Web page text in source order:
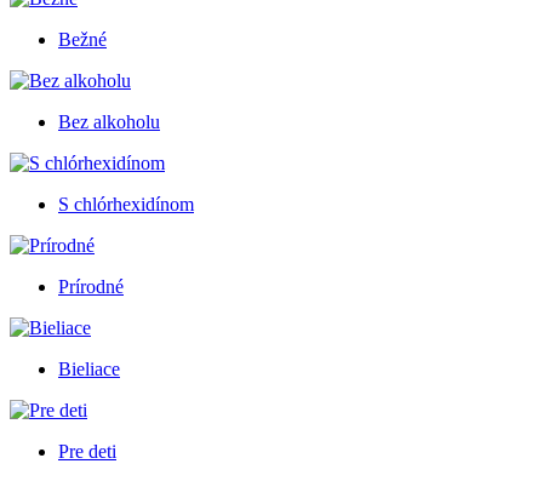
Bežné
Bez alkoholu
S chlórhexidínom
Prírodné
Bieliace
Pre deti